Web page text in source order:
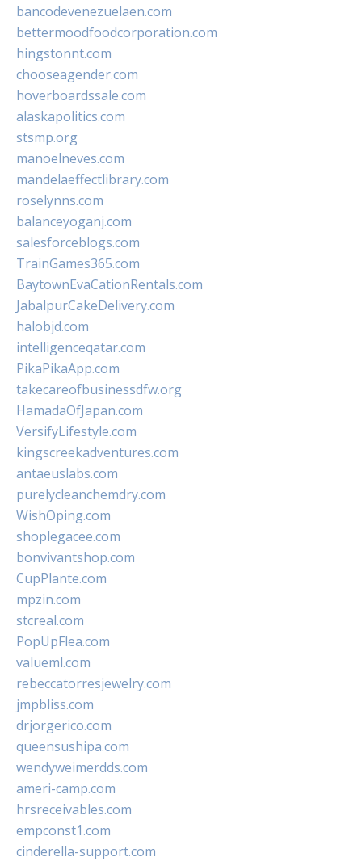
bancodevenezuelaen.com
bettermoodfoodcorporation.com
hingstonnt.com
chooseagender.com
hoverboardssale.com
alaskapolitics.com
stsmp.org
manoelneves.com
mandelaeffectlibrary.com
roselynns.com
balanceyoganj.com
salesforceblogs.com
TrainGames365.com
BaytownEvaCationRentals.com
JabalpurCakeDelivery.com
halobjd.com
intelligenceqatar.com
PikaPikaApp.com
takecareofbusinessdfw.org
HamadaOfJapan.com
VersifyLifestyle.com
kingscreekadventures.com
antaeuslabs.com
purelycleanchemdry.com
WishOping.com
shoplegacee.com
bonvivantshop.com
CupPlante.com
mpzin.com
stcreal.com
PopUpFlea.com
valueml.com
rebeccatorresjewelry.com
jmpbliss.com
drjorgerico.com
queensushipa.com
wendyweimerdds.com
ameri-camp.com
hrsreceivables.com
empconst1.com
cinderella-support.com